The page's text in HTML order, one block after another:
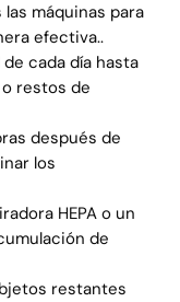
máquinas para
efectiva..
cada día hasta
restos de
después de
los
HEPA o un
de
restantes